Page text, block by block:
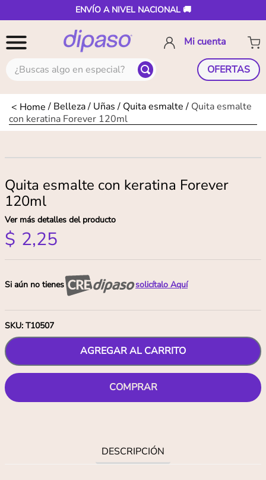
ENVÍO A NIVEL NACIONAL 🚚
¿Buscas algo en especial? OFERTAS
Belleza Uñas Quita esmalte
Quita esmalte
con keratina Forever 120ml
Quita esmalte con keratina Forever
120ml
Ver más detalles del producto
$ 2,25
Si aún no tienes solicítalo Aquí
SKU: T10507
AGREGAR AL CARRITO
COMPRAR
DESCRIPCIÓN